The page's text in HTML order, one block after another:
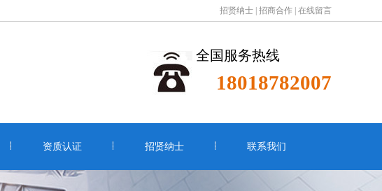
招贤纳士 招商合作 在线留言
全国服务热线
18018782007
资质认证 招贤纳士 联系我们